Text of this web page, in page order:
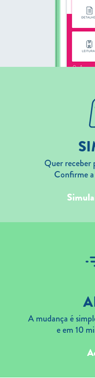
Quer receber
Confirme
A mudança é
e em 10